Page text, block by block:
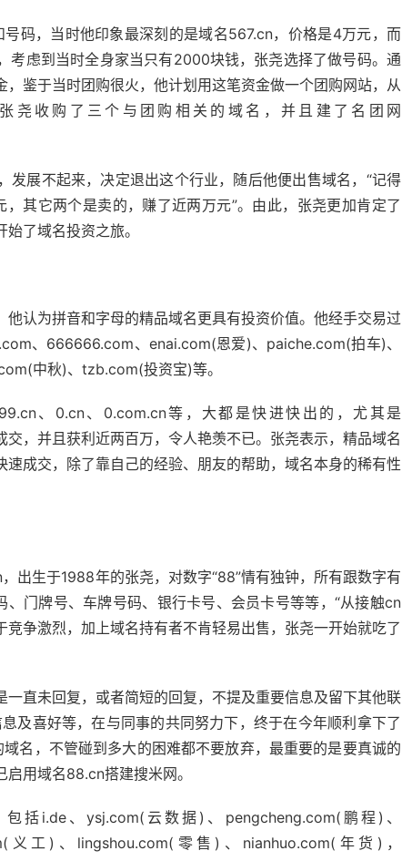
码，当时他印象最深刻的是域名567.cn，价格是4万元，而
考虑到当时全身家当只有2000块钱，张尧选择了做号码。通
鉴于当时团购很火，他计划用这笔资金做一个团购网站，从
尧收购了三个与团购相关的域名，并且建了名团网
发展不起来，决定退出这个行业，随后他便出售域名，“记得
其它两个是卖的，赚了近两万元”。由此，张尧更加肯定了
了域名投资之旅。
认为拼音和字母的精品域名更具有投资价值。他经手交易过
、666666.com、enai.com(恩爱)、paiche.com(拍车)、
中秋)、tzb.com(投资宝)等。
、0.cn、0.com.cn等，大都是快进快出的，尤其是
，并且获利近两百万，令人艳羡不已。张尧表示，精品域名
成交，除了靠自己的经验、朋友的帮助，域名本身的稀有性
出生于1988年的张尧，对数字“88”情有独钟，所有跟数字有
门牌号、车牌号码、银行卡号、会员卡号等等，“从接触cn
争激烈，加上域名持有者不肯轻易出售，张尧一开始就吃了
一直未回复，或者简短的回复，不提及重要信息及留下其他联
及喜好等，在与同事的共同努力下，终于在今年顺利拿下了
名，不管碰到多大的困难都不要放弃，最重要的是要真诚的
用域名88.cn搭建搜米网。
括i.de、ysj.com(云数据)、pengcheng.com(鹏程)、
义工)、lingshou.com(零售)、nianhuo.com(年货)，